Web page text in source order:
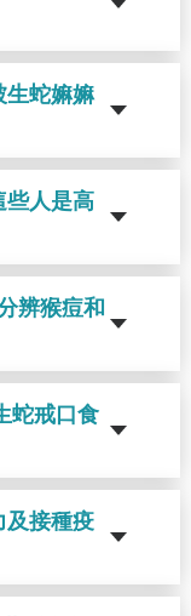
生蛇嫲嫲
些人是高
辨猴痘和
蛇戒口食
及接種疫